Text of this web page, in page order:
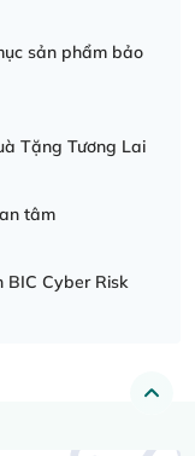
sản phẩm bảo
Tặng Tương Lai
tâm
BIC Cyber Risk